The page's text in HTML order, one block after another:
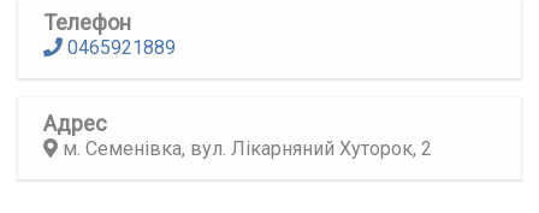
Телефон
0465921889
Адрес
м. Семенівка, вул. Лікарняний Хуторок, 2